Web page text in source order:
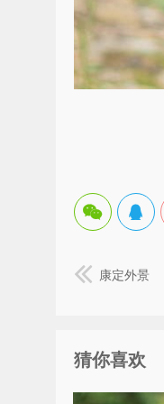
康定外景
猜你喜欢